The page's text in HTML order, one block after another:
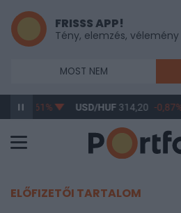
FRISSS APP!
Tény, elemzés, vélemény
MOST NEM
-0,61% USD/HUF314,20 -0,87%
ELŐFIZETŐI TARTALOM